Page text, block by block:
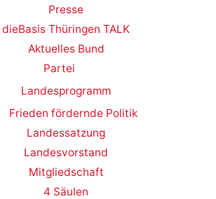
Presse
dieBasis Thüringen TALK
Aktuelles Bund
Partei
Landesprogramm
Frieden fördernde Politik
Landessatzung
Landesvorstand
Mitgliedschaft
4 Säulen